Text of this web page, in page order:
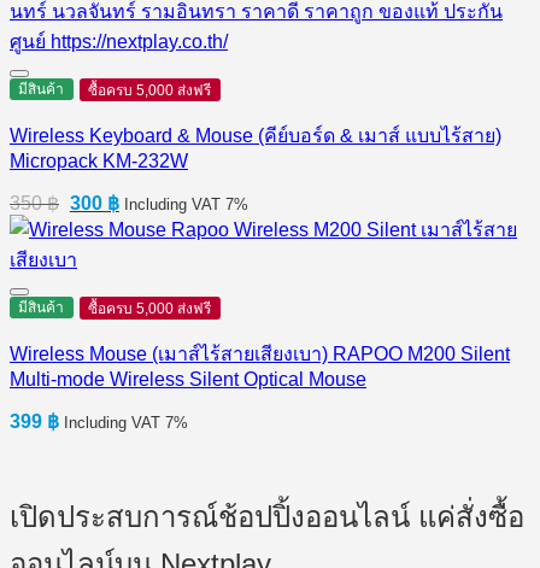
มีสินค้า ซื้อครบ 5,000 ส่งฟรี
Wireless Keyboard & Mouse (คีย์บอร์ด & เมาส์ แบบไร้สาย)
Micropack KM-232W
350฿ Original
price
was:
350 ฿.
300 ฿Current
price
is:
Including VAT 7%
มีสินค้า ซื้อครบ 5,000 ส่งฟรี
Wireless Mouse (เมาส์ไร้สายเสียงเบา) RAPOO M200 Silent
Multi-mode Wireless Silent Optical Mouse
399 ฿ Including VAT 7%
เปิดประสบการณ์ช้อปปิ้งออนไลน์ แค่สั่งซื้อ